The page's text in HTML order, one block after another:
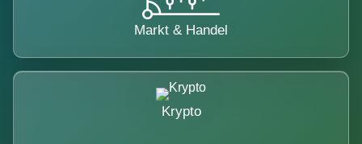
Markt & Handel
Krypto